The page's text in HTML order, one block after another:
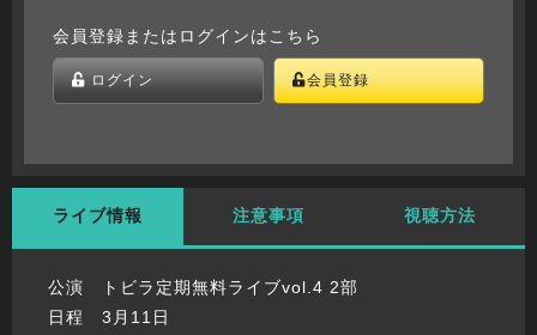
会員登録またはログインはこちら
ログイン 会員登録
ライブ情報 注意事項 視聴方法
公演 トビラ定期無料ライブvol.4 2部
日程 3月11日